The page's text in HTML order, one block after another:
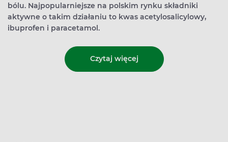
bólu. Najpopularniejsze na polskim rynku składniki
aktywne o takim działaniu to kwas acetylosalicylowy,
ibuprofen i paracetamol.
Czytaj więcej